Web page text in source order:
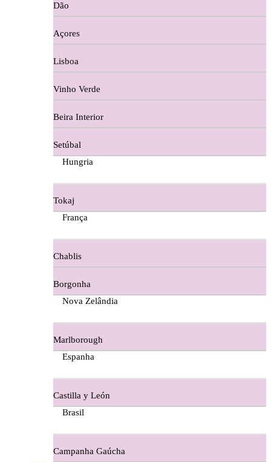
Cortes De Reguengo Douro
Digestivos
Divai - Alentejo
Dona Sancha Dão
Doroteia Douro
Ermelinda Freitas - Setubal
Evidencia Dão
Ferraz Wine - Beira Interior
Figueira Coriga - Alentejo
Guerreiro Vinhos - Bairrada
Herdade da Lisboa Alentejo
Herdade Do Freixo - Alentejo
Dão
Açores
Lisboa
Vinho Verde
Beira Interior
Setúbal
Hungria
Tokaj
França
Chablis
Borgonha
Nova Zelândia
Marlborough
Espanha
Castilla y León
Brasil
Campanha Gaúcha